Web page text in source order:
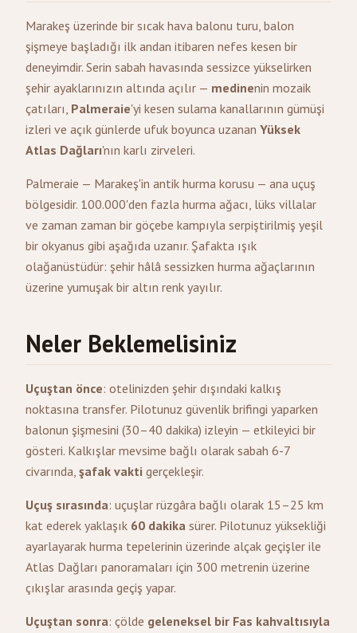
Marakeş üzerinde bir sıcak hava balonu turu, balon
şişmeye başladığı ilk andan itibaren nefes kesen bir
deneyimdir. Serin sabah havasında sessizce yükselirken
şehir ayaklarınızın altında açılır — medinenin mozaik
çatıları, Palmeraie'yi kesen sulama kanallarının gümüşi
izleri ve açık günlerde ufuk boyunca uzanan Yüksek
Atlas Dağları'nın karlı zirveleri.
Palmeraie — Marakeş'in antik hurma korusu — ana uçuş
bölgesidir. 100.000'den fazla hurma ağacı, lüks villalar
ve zaman zaman bir göçebe kampıyla serpiştirilmiş yeşil
bir okyanus gibi aşağıda uzanır. Şafakta ışık
olağanüstüdür: şehir hâlâ sessizken hurma ağaçlarının
üzerine yumuşak bir altın renk yayılır.
Neler Beklemelisiniz
Uçuştan önce: otelinizden şehir dışındaki kalkış
noktasına transfer. Pilotunuz güvenlik brifingi yaparken
balonun şişmesini (30–40 dakika) izleyin — etkileyici bir
gösteri. Kalkışlar mevsime bağlı olarak sabah 6-7
civarında, şafak vakti gerçekleşir.
Uçuş sırasında: uçuşlar rüzgâra bağlı olarak 15–25 km
kat ederek yaklaşık 60 dakika sürer. Pilotunuz yüksekliği
ayarlayarak hurma tepelerinin üzerinde alçak geçişler ile
Atlas Dağları panoramaları için 300 metrenin üzerine
çıkışlar arasında geçiş yapar.
Uçuştan sonra: çölde geleneksel bir Fas kahvaltısıyla